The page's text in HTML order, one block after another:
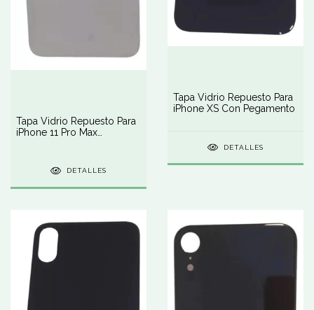
Tapa Vidrio Repuesto Para
iPhone 11 Pro Max
DETALLES
Tapa Vidrio Repuesto Para
iPhone XS Con Pegamento
DETALLES